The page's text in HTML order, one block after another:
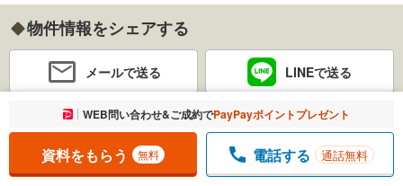
物件情報をシェアする
メールで送る LINEで送る
不動産売却のご相談
いまの住まい、いくらで売ればいくらの物
お気に入りに追加しました。 一覧を開く
WEB問い合わせ&ご成約でPayPayポイントプレゼント
資料をもらう 無料 電話する 通話無料